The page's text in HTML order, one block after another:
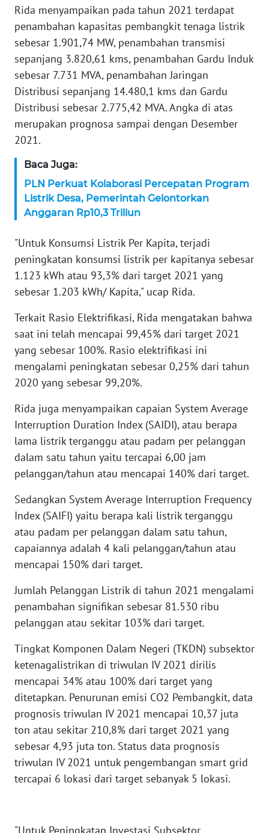
Rida menyampaikan pada tahun 2021 terdapat
penambahan kapasitas pembangkit tenaga listrik
sebesar 1.901,74 MW, penambahan transmisi
sepanjang 3.820,61 kms, penambahan Gardu Induk
sebesar 7.731 MVA, penambahan Jaringan
Distribusi sepanjang 14.480,1 kms dan Gardu
Distribusi sebesar 2.775,42 MVA. Angka di atas
merupakan prognosa sampai dengan Desember
2021.
Baca Juga:
PLN Perkuat Kolaborasi Percepatan Program
Listrik Desa, Pemerintah Gelontorkan
Anggaran Rp10,3 Triliun
"Untuk Konsumsi Listrik Per Kapita, terjadi
peningkatan konsumsi listrik per kapitanya sebesar
1.123 kWh atau 93,3% dari target 2021 yang
sebesar 1.203 kWh/ Kapita," ucap Rida.
Terkait Rasio Elektrifikasi, Rida mengatakan bahwa
saat ini telah mencapai 99,45% dari target 2021
yang sebesar 100%. Rasio elektrifikasi ini
mengalami peningkatan sebesar 0,25% dari tahun
2020 yang sebesar 99,20%.
Rida juga menyampaikan capaian System Average
Interruption Duration Index (SAIDI), atau berapa
lama listrik terganggu atau padam per pelanggan
dalam satu tahun yaitu tercapai 6,00 jam
pelanggan/tahun atau mencapai 140% dari target.
Sedangkan System Average Interruption Frequency
Index (SAIFI) yaitu berapa kali listrik terganggu
atau padam per pelanggan dalam satu tahun,
capaiannya adalah 4 kali pelanggan/tahun atau
mencapai 150% dari target.
Jumlah Pelanggan Listrik di tahun 2021 mengalami
penambahan signifikan sebesar 81.530 ribu
pelanggan atau sekitar 103% dari target.
Tingkat Komponen Dalam Negeri (TKDN) subsektor
ketenagalistrikan di triwulan IV 2021 dirilis
mencapai 34% atau 100% dari target yang
ditetapkan. Penurunan emisi CO2 Pembangkit, data
prognosis triwulan IV 2021 mencapai 10,37 juta
ton atau sekitar 210,8% dari target 2021 yang
sebesar 4,93 juta ton. Status data prognosis
triwulan IV 2021 untuk pengembangan smart grid
tercapai 6 lokasi dari target sebanyak 5 lokasi.
RIAU
WN
JAMBI
WN
SULTRA
WN
NTB
WN
WN
SULBAR
BABEL
WN
SUMBAR
SUMSEL
WN
BENGKULU
WN
LAMPUNG
WN
JATENG
WN
NUSANTARA
JOGJA
WN
BALI
WN
KALBAR